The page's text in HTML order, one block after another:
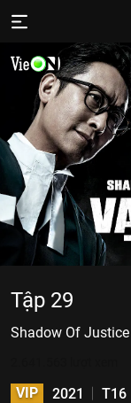
Tập 29
Shadow Of Justice
VIP 2021 T16